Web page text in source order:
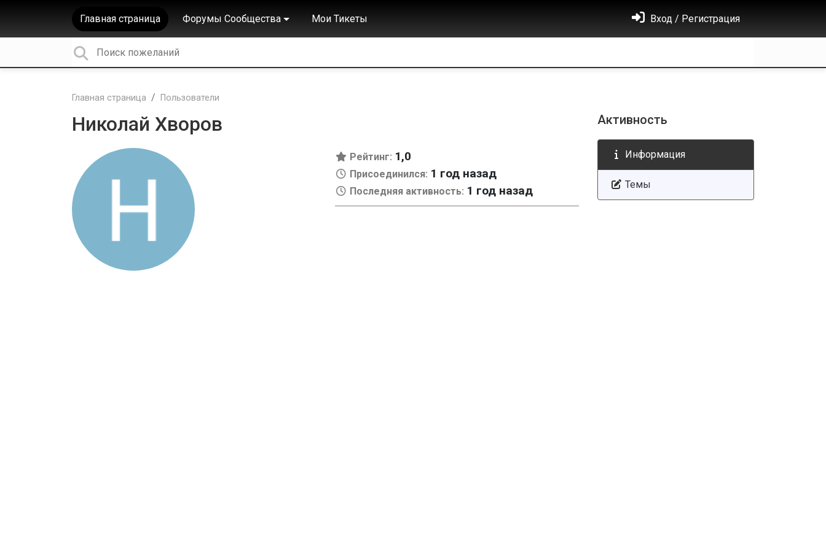
Главная страница Форумы Сообщества Мои Тикеты Вход / Регистрация
Главная страница Пользователи
Николай Хворов
Рейтинг: 1,0
Присоединился: 1 год назад
Последняя активность: 1 год назад
Активность
Информация
Темы